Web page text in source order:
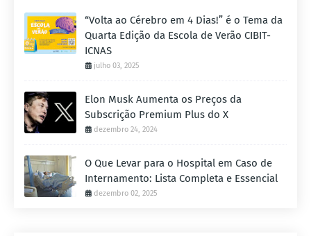
“Volta ao Cérebro em 4 Dias!” é o Tema da
Quarta Edição da Escola de Verão CIBIT-
ICNAS
julho 03, 2025
Elon Musk Aumenta os Preços da
Subscrição Premium Plus do X
dezembro 24, 2024
O Que Levar para o Hospital em Caso de
Internamento: Lista Completa e Essencial
dezembro 02, 2025